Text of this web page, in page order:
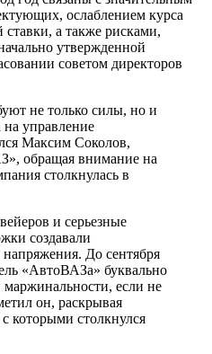
ослаблением курса
а также рисками,
утвержденной
советом директоров
не только силы, но и
на управление
Максим Соколов,
обращая внимание на
столкнулась в
и серьезные
создавали
До сентября
«АвтоВАЗа» буквально
маржинальности, если не
он, раскрывая
которыми столкнулся